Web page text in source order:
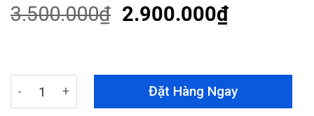
customer
ratings
3.500.000₫ 2.900.000₫
Bệ bước chân Peugeot 5008 quantity
Đặt Hàng Ngay